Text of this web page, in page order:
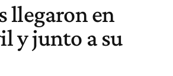
llegaron en
y junto a su